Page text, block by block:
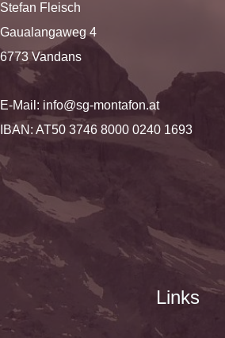
Stefan Fleisch
Gaualangaweg 4
6773 Vandans
E-Mail: info@sg-montafon.at
IBAN: AT50 3746 8000 0240 1693
Links